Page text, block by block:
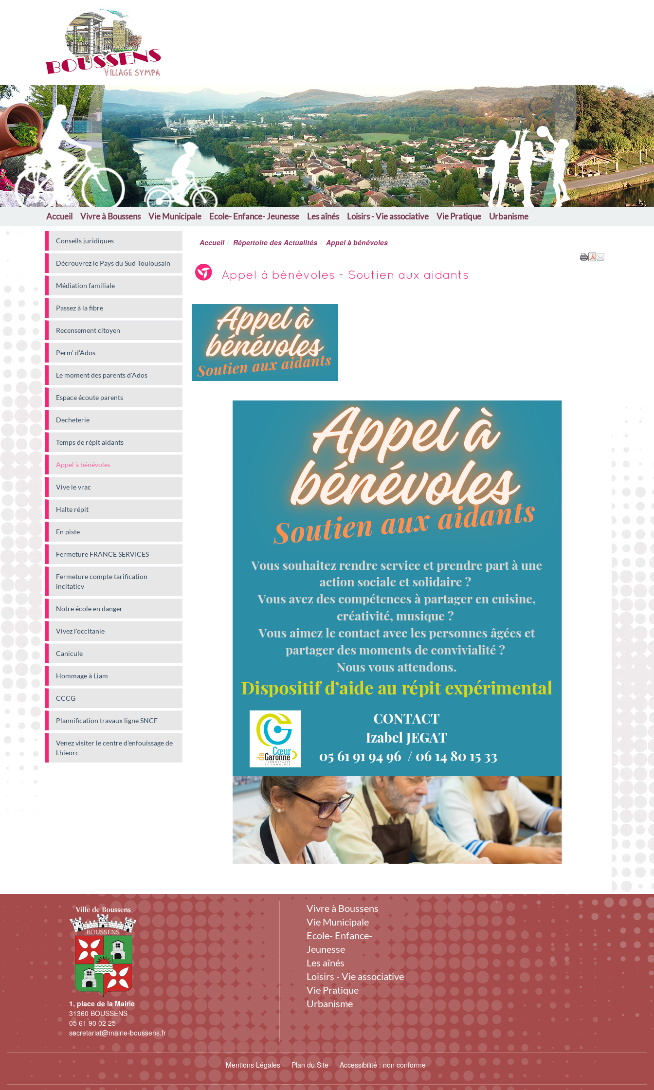
Boussens
Accueil Vivre à Boussens Vie Municipale Ecole- Enfance- Jeunesse Les aînés Loisirs - Vie associative Vie Pratique Urbanisme
Accueil Répertoire des Actualités Appel à bénévoles
Appel à bénévoles - Soutien aux aidants
Conseils juridiques
Décrouvrez le Pays du Sud Toulousain
Médiation familiale
Passez à la fibre
Recensement citoyen
Perm' d'Ados
Le moment des parents d'Ados
Espace écoute parents
Decheterie
Temps de répit aidants
Appel à bénévoles
Vive le vrac
Halte répit
En piste
Fermeture FRANCE SERVICES
Fermeture compte tarification
incitaticv
Notre école en danger
Vivez l'occitanie
Canicule
Hommage à Liam
CCCG
Plannification travaux ligne SNCF
Venez visiter le centre d'enfouissage de
Lhieorc
1, place de la Mairie
31360 BOUSSENS
05 61 90 02 25
secretariat@mairie-boussens.fr
Vivre à Boussens
Vie Municipale
Ecole- Enfance-
Jeunesse
Les aînés
Loisirs - Vie associative
Vie Pratique
Urbanisme
Mentions Légales- Plan du Site- Accessibilité : non conforme